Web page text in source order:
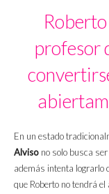
profesor
En un estado
Alviso no solo busca ser
además intenta lograrlo
que Roberto no tendrá